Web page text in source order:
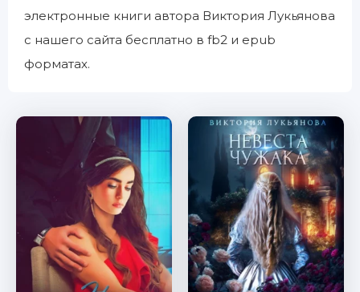
электронные книги автора Виктория Лукьянова
с нашего сайта бесплатно в fb2 и epub
форматах.